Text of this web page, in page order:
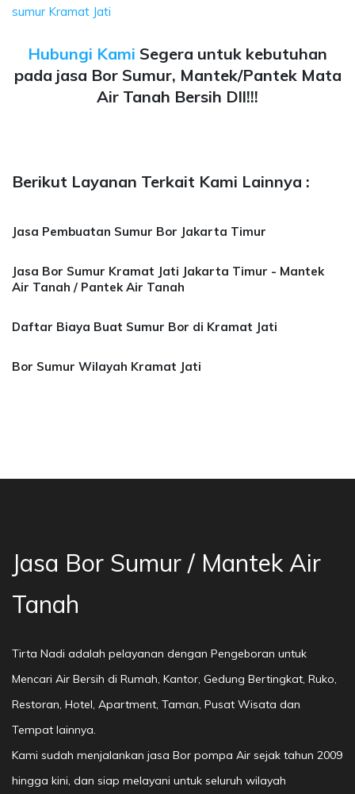
sumur Kramat Jati
Hubungi Kami Segera untuk kebutuhan
pada jasa Bor Sumur, Mantek/Pantek Mata
Air Tanah Bersih Dll!!!
Berikut Layanan Terkait Kami Lainnya :
Jasa Pembuatan Sumur Bor Jakarta Timur
Jasa Bor Sumur Kramat Jati Jakarta Timur - Mantek
Air Tanah / Pantek Air Tanah
Daftar Biaya Buat Sumur Bor di Kramat Jati
Bor Sumur Wilayah Kramat Jati
Jasa Bor Sumur / Mantek Air
Tanah
Tirta Nadi adalah pelayanan dengan Pengeboran untuk
Mencari Air Bersih di Rumah, Kantor, Gedung Bertingkat, Ruko,
Restoran, Hotel, Apartment, Taman, Pusat Wisata dan
Tempat lainnya.
Kami sudah menjalankan jasa Bor pompa Air sejak tahun 2009
hingga kini, dan siap melayani untuk seluruh wilayah